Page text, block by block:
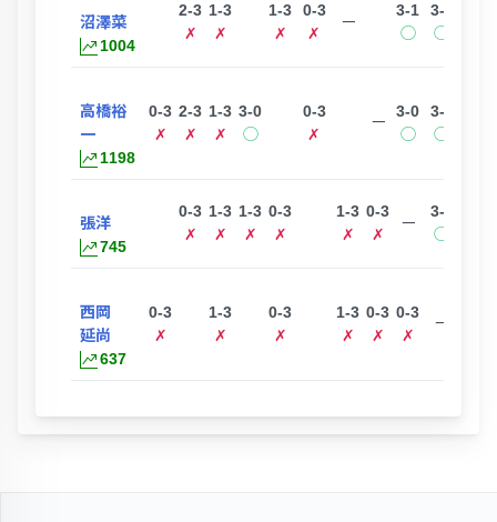
沼澤菜
1004
2-3
✗
1-3
✗
1-3
✗
0-3
✗
ー
3-1
◯
3-1
◯
高橋裕
一
1198
0-3
✗
2-3
✗
1-3
✗
3-0
◯
0-3
✗
ー
3-0
◯
3-0
◯
張洋
745
0-3
✗
1-3
✗
1-3
✗
0-3
✗
1-3
✗
0-3
✗
ー
3-0
◯
西岡
延尚
637
0-3
✗
1-3
✗
0-3
✗
1-3
✗
0-3
✗
0-3
✗
ー